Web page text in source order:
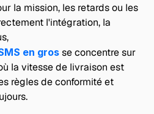
la mission, les retards ou les
l'intégration, la
en gros se concentre sur
la vitesse de livraison est
règles de conformité et